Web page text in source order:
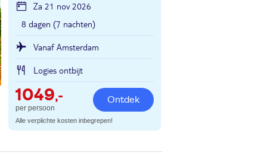
Za 21 nov 2026
8 dagen (7 nachten)
Vanaf Amsterdam
Logies ontbijt
1049,-
per persoon
Ontdek
Alle verplichte kosten inbegrepen!